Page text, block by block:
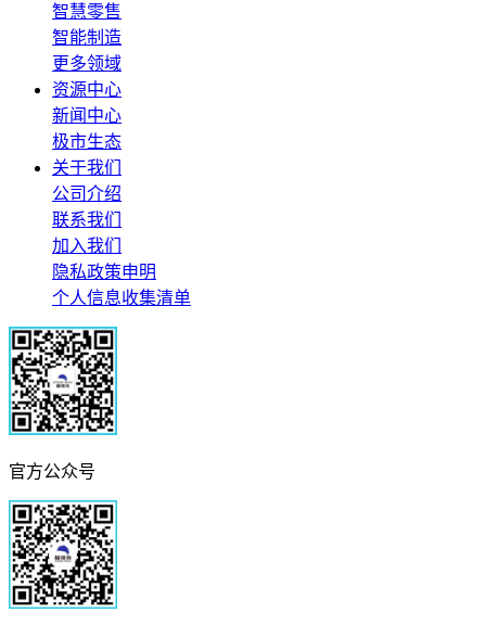
智慧零售
智能制造
更多领域
资源中心
新闻中心
极市生态
关于我们
公司介绍
联系我们
加入我们
隐私政策申明
个人信息收集清单
官方公众号